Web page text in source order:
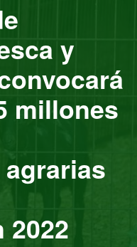
y
millones
2022